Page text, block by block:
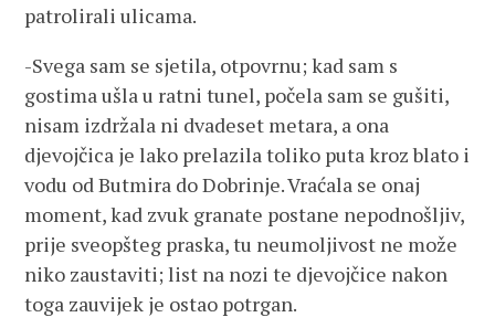
patrolirali ulicama.
-Svega sam se sjetila, otpovrnu; kad sam s
gostima ušla u ratni tunel, počela sam se gušiti,
nisam izdržala ni dvadeset metara, a ona
djevojčica je lako prelazila toliko puta kroz blato i
vodu od Butmira do Dobrinje. Vraćala se onaj
moment, kad zvuk granate postane nepodnošljiv,
prije sveopšteg praska, tu neumoljivost ne može
niko zaustaviti; list na nozi te djevojčice nakon
toga zauvijek je ostao potrgan.